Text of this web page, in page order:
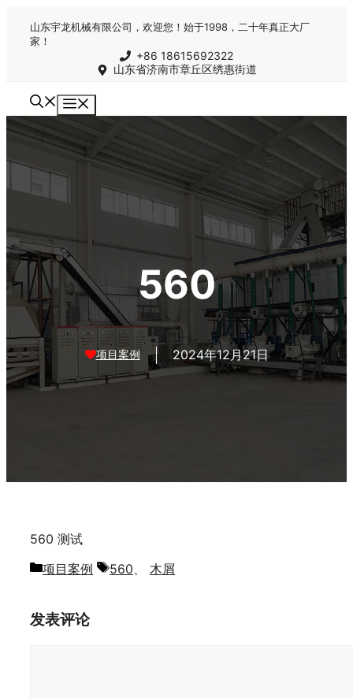
山东宇龙机械有限公司，欢迎您！始于1998，二十年真正大厂
家！
+86 18615692322
山东省济南市章丘区绣惠街道
560
项目案例 2024年12月21日
560 测试
分
项目案例
标
560、 木屑
发表评论